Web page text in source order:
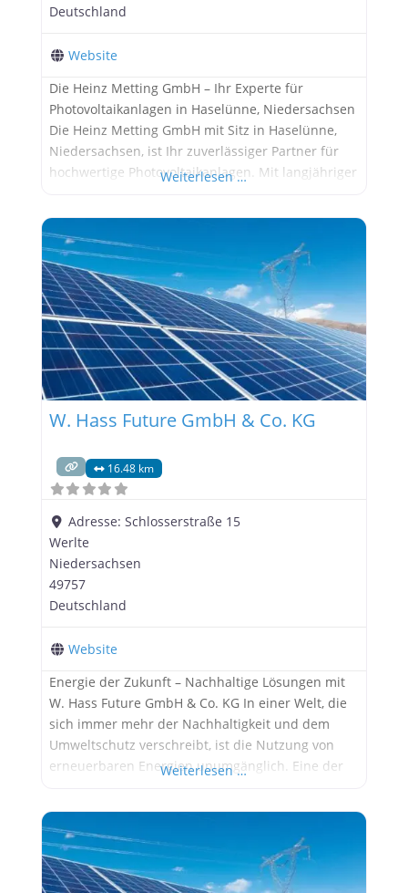
Deutschland
Website
Die Heinz Metting GmbH – Ihr Experte für
Photovoltaikanlagen in Haselünne, Niedersachsen
Die Heinz Metting GmbH mit Sitz in Haselünne,
Niedersachsen, ist Ihr zuverlässiger Partner für
hochwertige Photovoltaikanlagen. Mit langjähriger
Privat- und Geschäftskunden, die auf Solarenergie
setzen wollen. Warum Photovoltaik mit Heinz
Metting GmbH? Die Vorteile von
Photovoltaikanlagen sind vielfältig:
Weiterlesen …
W. Hass Future GmbH & Co. KG
16.48 km
Adresse:Schlosserstraße 15
Werlte
Niedersachsen
49757
Deutschland
Website
Energie der Zukunft – Nachhaltige Lösungen mit
W. Hass Future GmbH & Co. KG In einer Welt, die
sich immer mehr der Nachhaltigkeit und dem
Umweltschutz verschreibt, ist die Nutzung von
erneuerbaren Energien unumgänglich. Eine der
Hass Future GmbH & Co. KG mit Sitz in Werlte,
Niedersachsen. Seit Jahren setzt das
Unternehmen
Weiterlesen …